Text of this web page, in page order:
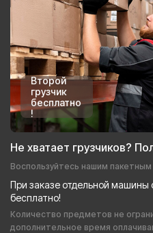
Второй
грузчик
бесплатно
!
Не хватает грузчиков?
Воспользуйтесь нашим
При заказе отдельной машины
бесплатно!
Количество предметов не
дополнительное время